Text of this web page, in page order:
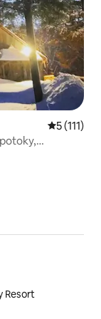
5 (111)
Resort